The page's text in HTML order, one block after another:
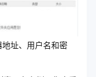
址、用户名和密